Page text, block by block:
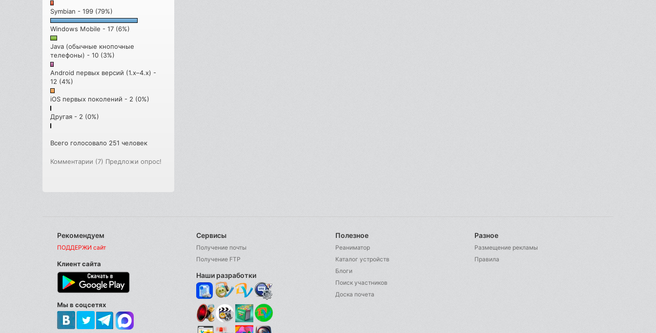
Symbian - 199 (79%)
Windows Mobile - 17 (6%)
Java (обычные кнопочные
телефоны) - 10 (3%)
Android первых версий (1.x–4.x) -
12 (4%)
iOS первых поколений - 2 (0%)
Другая - 2 (0%)
Всего голосовало 251 человек
Комментарии (7) Предложи опрос!
Рекомендуем
ПОДДЕРЖИ сайт
Клиент сайта
Мы в соцсетях
Сервисы
Получение почты
Получение FTP
Наши разработки
Полезное
Реаниматор
Каталог устройств
Блоги
Поиск участников
Доска почета
Разное
Размещение рекламы
Правила